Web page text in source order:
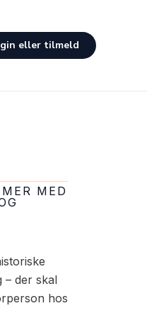
eller tilmeld
MED
– der skal
hos